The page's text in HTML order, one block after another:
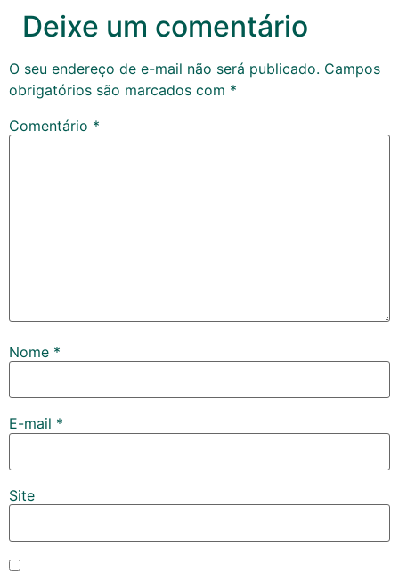
Deixe um comentário
O seu endereço de e-mail não será publicado. Campos
obrigatórios são marcados com *
Comentário *
Nome *
E-mail *
Site